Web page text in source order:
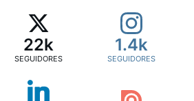
22k
SEGUIDORES
1.4k
SEGUIDORES